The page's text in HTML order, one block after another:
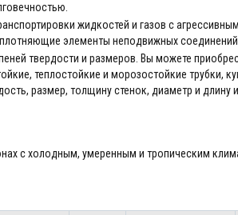
жидкостей и газов с
элементы неподвижных соединений.
твердости и размеров. Вы можете
теплостойкие и морозостойкие трубки,
размер, толщину стенок, диаметр и длину
с холодным, умеренным и тропическим